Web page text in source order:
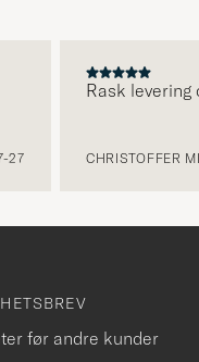
27
Rask
CHRISTOFFER
før andre kunder